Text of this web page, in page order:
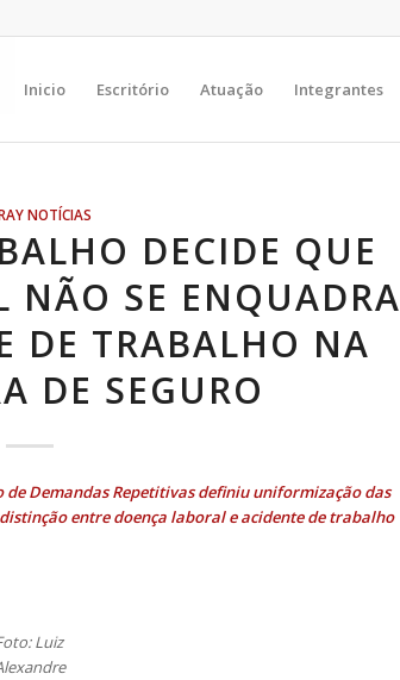
Inicio Escritório Atuação Integrantes
NOTÍCIAS
DECIDE QUE
NÃO SE ENQUADRA
DE TRABALHO NA
DE SEGURO
de Demandas Repetitivas definiu uniformização das
entre doença laboral e acidente de trabalho
Luiz